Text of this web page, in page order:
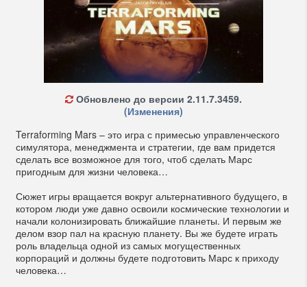
Обновлено до версии 2.11.7.3459.
(Изменения)
Terraforming Mars – это игра с примесью управленческого
симулятора, менеджмента и стратегии, где вам придется
сделать все возможное для того, чтоб сделать Марс
пригодным для жизни человека…
Сюжет игры вращается вокруг альтернативного будущего, в
котором люди уже давно освоили космические технологии и
начали колонизировать ближайшие планеты. И первым же
делом взор пал на красную планету. Вы же будете играть
роль владельца одной из самых могущественных
корпораций и должны будете подготовить Марс к приходу
человека…